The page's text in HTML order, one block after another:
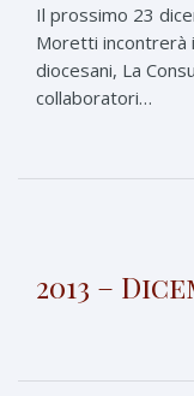
Il prossimo 23
Moretti incontrerà
diocesani, La
collaboratori…
2013 –